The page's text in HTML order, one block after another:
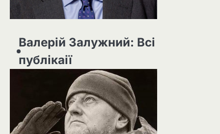
Валерій Залужний: Всі
публікаії